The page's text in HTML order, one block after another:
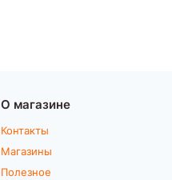
О магазине
Контакты
Магазины
Полезное